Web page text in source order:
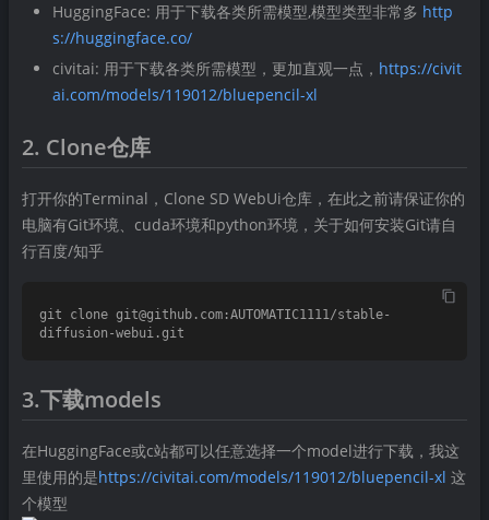
HuggingFace: 用于下载各类所需模型,模型类型非常多 http
s://huggingface.co/
civitai: 用于下载各类所需模型，更加直观一点， https://civit
ai.com/models/119012/bluepencil-xl
2. Clone仓库
打开你的Terminal，Clone SD WebUi仓库，在此之前请保证你的
电脑有Git环境、cuda环境和python环境，关于如何安装Git请自
行百度/知乎
git clone git@github.com:AUTOMATIC1111/stable-
3.下载models
在HuggingFace或c站都可以任意选择一个model进行下载，我这
里使用的是https://civitai.com/models/119012/bluepencil-xl 这
个模型